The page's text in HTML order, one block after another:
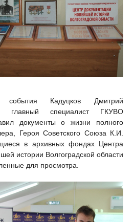
Кадуцков Дмитрий
главный специалист ГКУВО
документы о жизни полного
Героя Советского Союза К.И.
в архивных фондах Центра
истории Волгоградской области
для просмотра.